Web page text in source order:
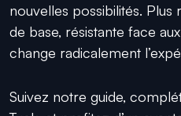
nouvelles possibilités.
de base, résistante face
change radicalement
Suivez notre guide,